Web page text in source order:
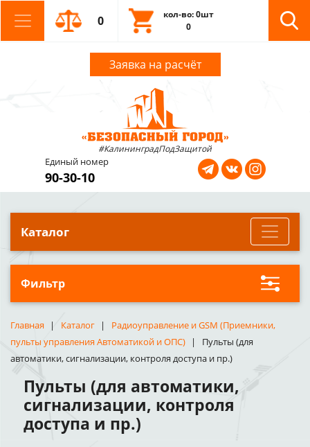
0
кол-во: 0шт
0
Заявка на расчёт
#КалининградПодЗащитой
Единый номер
90-30-10
Каталог
Фильтр
Главная Каталог
Радиоуправление и GSM (Приемники,
пульты управления Автоматикой и ОПС)
Пульты (для
автоматики, сигнализации, контроля доступа и пр.)
Пульты (для автоматики,
сигнализации, контроля
доступа и пр.)